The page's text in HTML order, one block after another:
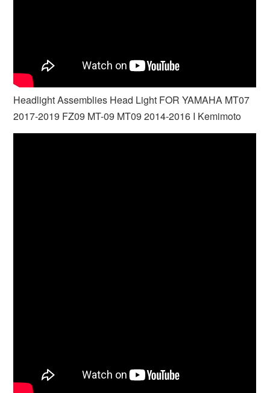
Headlight Assemblies Head Light FOR YAMAHA MT07
2017-2019 FZ09 MT-09 MT09 2014-2016 I Kemimoto